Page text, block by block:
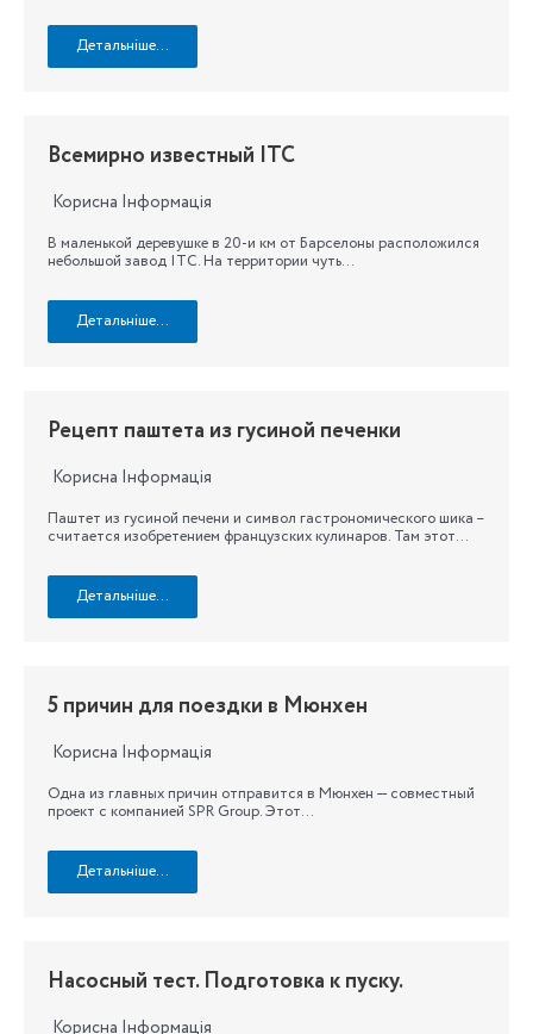
Детальніше…
Всемирно известный ITC
Корисна Інформація
В маленькой деревушке в 20-и км от Барселоны расположился
небольшой завод ITC. На территории чуть…
Детальніше…
Рецепт паштета из гусиной печенки
Корисна Інформація
Паштет из гусиной печени и символ гастрономического шика –
считается изобретением французских кулинаров. Там этот…
Детальніше…
5 причин для поездки в Мюнхен
Корисна Інформація
Одна из главных причин отправится в Мюнхен — совместный
проект с компанией SPR Group. Этот…
Детальніше…
Насосный тест. Подготовка к пуску.
Корисна Інформація